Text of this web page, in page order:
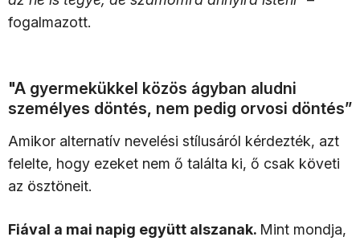
fogalmazott.
"A gyermekükkel közös ágyban aludni
személyes döntés, nem pedig orvosi döntés”
Amikor alternatív nevelési stílusáról kérdezték, azt
felelte, hogy ezeket nem ő találta ki, ő csak követi
az ösztöneit.
Fiával a mai napig együtt alszanak. Mint mondja,